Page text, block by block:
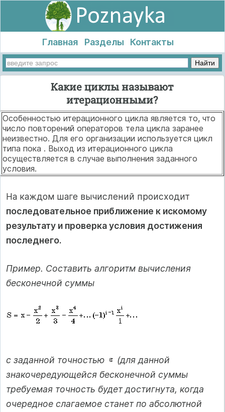
Главная Разделы Контакты
Какие циклы называют
итерационными?
Особенностью итерационного цикла является то, что
число повторений операторов тела цикла заранее
неизвестно. Для его организации используется цикл
типа пока . Выход из итерационного цикла
осуществляется в случае выполнения заданного
условия.
На каждом шаге вычислений происходит
последовательное приближение к искомому
результату и проверка условия достижения
последнего.
Пример. Составить алгоритм вычисления
бесконечной суммы
с заданной точностью
(для данной
знакочередующейся бесконечной суммы
требуемая точность будет достигнута, когда
очередное слагаемое станет по абсолютной